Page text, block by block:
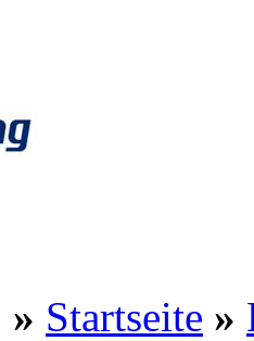
» Startseite »